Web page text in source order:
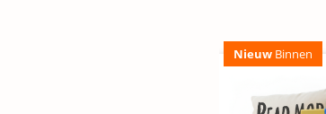
Nieuw Binnen